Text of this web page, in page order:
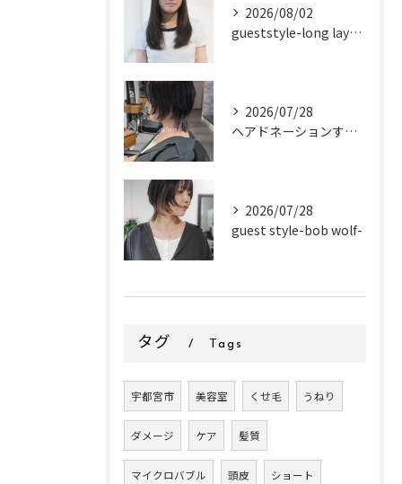
2026/08/02
gueststyle-long layer-
2026/07/28
ヘアドネーションするお客様✂
2026/07/28
guest style-bob wolf-
タグ Tags
宇都宮市 美容室 くせ毛 うねり
ダメージ ケア 髪質
マイクロバブル 頭皮 ショート